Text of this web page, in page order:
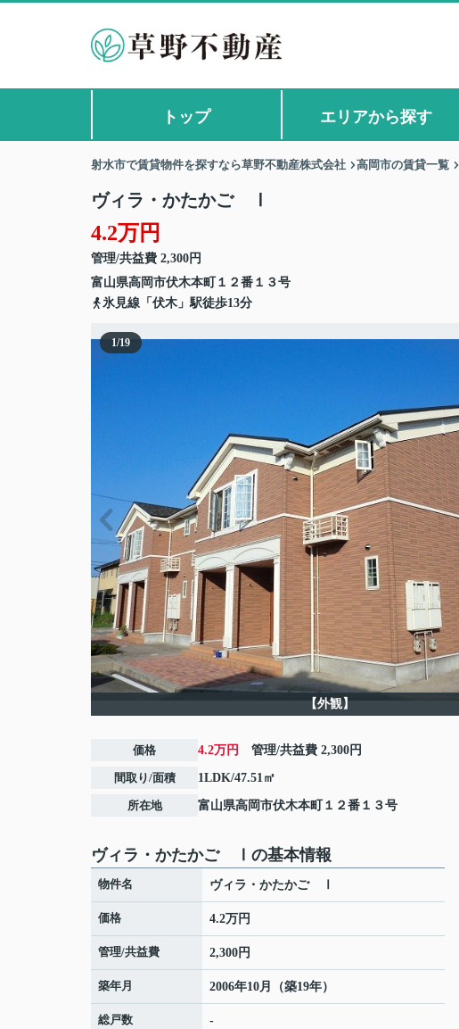
トップ エリアから探す
射水市で賃貸物件を探すなら草野不動産株式会社 高岡市の賃貸一覧
ヴィラ・かたかご Ⅰ
4.2万円
管理/共益費 2,300円
富山県高岡市伏木本町
１２番１３号
氷見線「伏木」駅徒歩13分
1/19
【外観】
価格 4.2万円 管理/共益費 2,300円
間取り/面積 1LDK/47.51㎡
所在地 富山県高岡市伏木本町 １２番１３号
ヴィラ・かたかご Ⅰの基本情報
物件名 ヴィラ・かたかご Ⅰ
価格 4.2万円
管理/共益費 2,300円
築年月 2006年10月（築19年）
総戸数 -